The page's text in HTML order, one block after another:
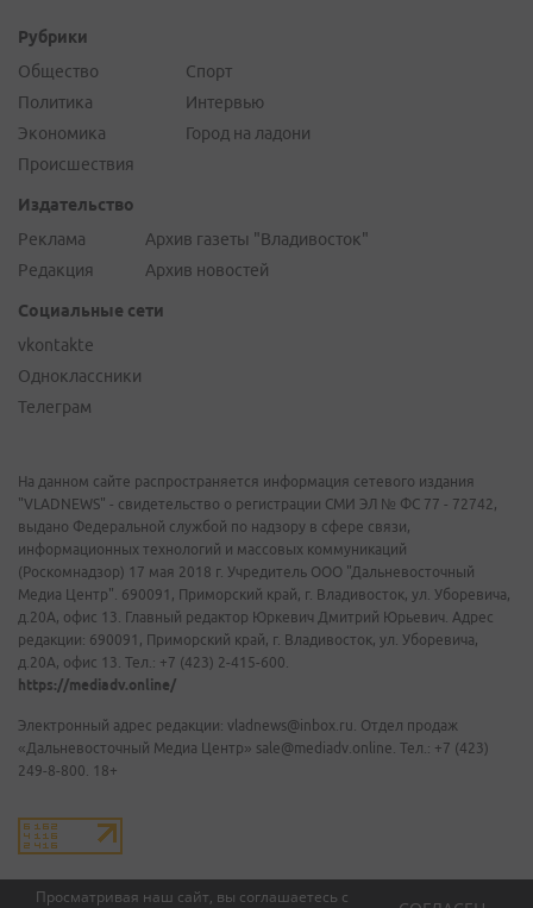
Просматривая наш сайт, вы соглашаетесь с
Рубрики
Общество
Политика
Экономика
Происшествия
Спорт
Интервью
Город на ладони
Издательство
Реклама
Редакция
Архив газеты "Владивосток"
Архив новостей
Социальные сети
vkontakte
Одноклассники
Телеграм
На данном сайте распространяется информация сетевого издания
"VLADNEWS" - свидетельство о регистрации СМИ ЭЛ № ФС 77 - 72742,
выдано Федеральной службой по надзору в сфере связи,
информационных технологий и массовых коммуникаций
(Роскомнадзор) 17 мая 2018 г. Учредитель ООО "Дальневосточный
Медиа Центр". 690091, Приморский край, г. Владивосток, ул. Уборевича,
д.20А, офис 13. Главный редактор Юркевич Дмитрий Юрьевич. Адрес
редакции: 690091, Приморский край, г. Владивосток, ул. Уборевича,
д.20А, офис 13. Тел.: +7 (423) 2-415-600.
https://mediadv.online/
Электронный адрес редакции: vladnews@inbox.ru. Отдел продаж
«Дальневосточный Медиа Центр» sale@mediadv.online. Тел.: +7 (423)
249-8-800. 18+